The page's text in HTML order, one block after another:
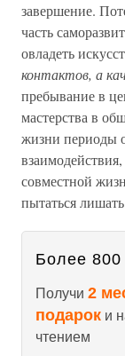
завершение.
часть
овладеть
контактов, а
пребывание в
мастерства в
жизни периоды
совместной
пытаться
Более 800
Получи 2
подарок и
чтением